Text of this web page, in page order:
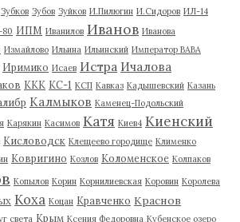
Зубков Зубов Зуйков И.Пилюгин И.Сидоров ИЛ-14
ИПМ Иванилов Иванов Иванова
Измайлово Ильина Ильинский Император ВАВА
Иримико Исаев Истра Ичалова
ККК КС-1 КСП Кавказ Кадышевский Казань
Калмыков Каменец-Подольский
Карякин Касимов Катя Киев4 Киенский
Кисловодск Клещеево городище Клименко
Ковригино Козлов Коломенское Колпаков
Копылов Корин Корнилиевская Коровин Королева
Коха Коцан Кравченко Краснов
света Крым Ксения Федоровна Кубенское озеро